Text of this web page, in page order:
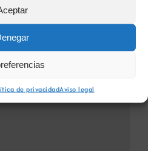
de privacidadAviso legal